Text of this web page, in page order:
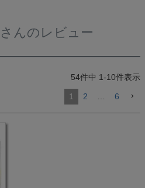
んのレビュー
54件中 1-10件表示
1 2 6